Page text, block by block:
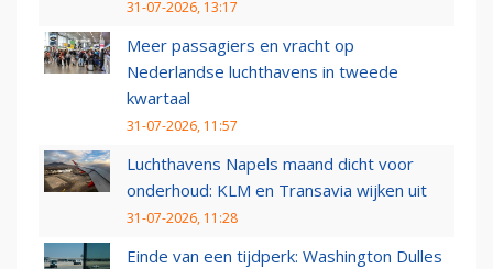
31-07-2026, 13:17
Meer passagiers en vracht op
Nederlandse luchthavens in tweede
kwartaal
31-07-2026, 11:57
Luchthavens Napels maand dicht voor
onderhoud: KLM en Transavia wijken uit
31-07-2026, 11:28
Einde van een tijdperk: Washington Dulles